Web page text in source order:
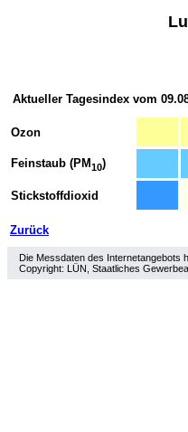
Aktueller Tagesindex vom
Ozon
Feinstaub (PM10)
Stickstoffdioxid
Zurück
Die Messdaten des Internetangebots
Copyright: LÜN, Staatliches